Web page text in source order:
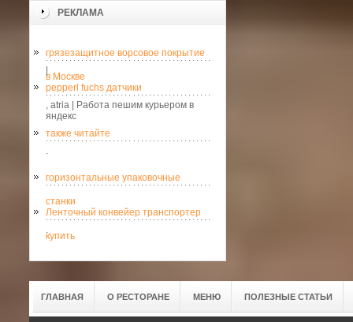
РЕКЛАМА
грязезащитное ворсовое покрытие
в Москве
pepperl fuchs датчики
, atria | Работа пешим курьером в
яндекс
также читайте
.
горизонтальные упаковочные
станки
Ленточный конвейер транспортер
купить
.
ГЛАВНАЯ О РЕСТОРАНЕ МЕНЮ ПОЛЕЗНЫЕ СТАТЬИ